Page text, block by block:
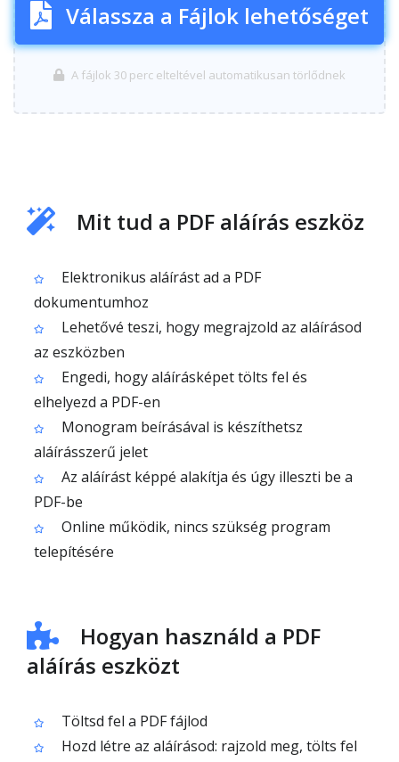
Válassza a Fájlok lehetőséget
A fájlok 30 perc elteltével automatikusan törlődnek
Mit tud a PDF aláírás eszköz
Elektronikus aláírást ad a PDF
dokumentumhoz
Lehetővé teszi, hogy megrajzold az aláírásod
az eszközben
Engedi, hogy aláírásképet tölts fel és
elhelyezd a PDF-en
Monogram beírásával is készíthetsz
aláírásszerű jelet
Az aláírást képpé alakítja és úgy illeszti be a
PDF-be
Online működik, nincs szükség program
telepítésére
Hogyan használd a PDF
aláírás eszközt
Töltsd fel a PDF fájlod
Hozd létre az aláírásod: rajzold meg, tölts fel